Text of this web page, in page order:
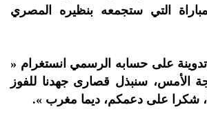
التي ستجمعه بنظيره المصري
على حسابه الرسمي انستغرام «
الأمس، سنبذل قصارى جهدنا للفوز
شكرا على دعمكم، ديما مغرب ».